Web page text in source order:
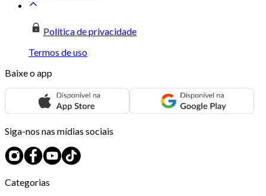
Política de privacidade
Termos de uso
Baixe o app
Siga-nos nas mídias sociais
Categorias